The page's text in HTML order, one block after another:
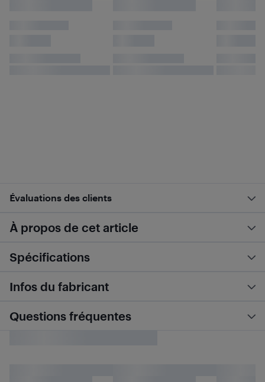
Évaluations des clients
À propos de cet article
Spécifications
Infos du fabricant
Questions fréquentes